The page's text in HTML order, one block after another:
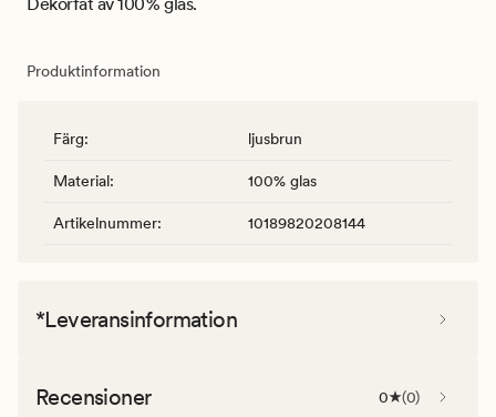
Produktinformation
Färg: ljusbrun
Material: 100% glas
Artikelnummer: 10189820208144
*Leveransinformation
Recensioner 0 (0)